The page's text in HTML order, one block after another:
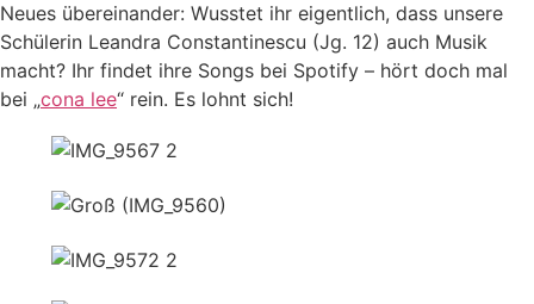
Neues übereinander: Wusstet ihr eigentlich, dass unsere
Schülerin Leandra Constantinescu (Jg. 12) auch Musik
macht? Ihr findet ihre Songs bei Spotify – hört doch mal
bei „cona lee“ rein. Es lohnt sich!